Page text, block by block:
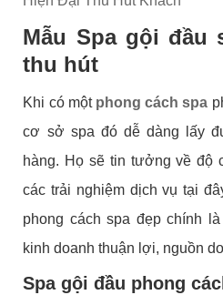
Mẫu Spa gội đầu
thu hút
Khi có một phong cách spa
cơ sở spa đó dễ dàng lấy
hàng. Họ sẽ tin tưởng về độ
các trải nghiệm dịch vụ tại
phong cách spa đẹp chính
kinh doanh thuận lợi, nguồn
Spa gội đầu phong